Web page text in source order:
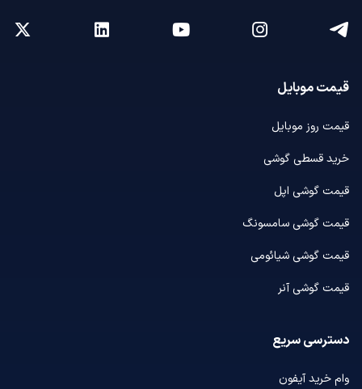
قیمت موبایل
قیمت روز موبایل
خرید قسطی گوشی
قیمت گوشی اپل
قیمت گوشی سامسونگ
قیمت گوشی شیائومی
قیمت گوشی آنر
دسترسی سریع
وام خرید آیفون